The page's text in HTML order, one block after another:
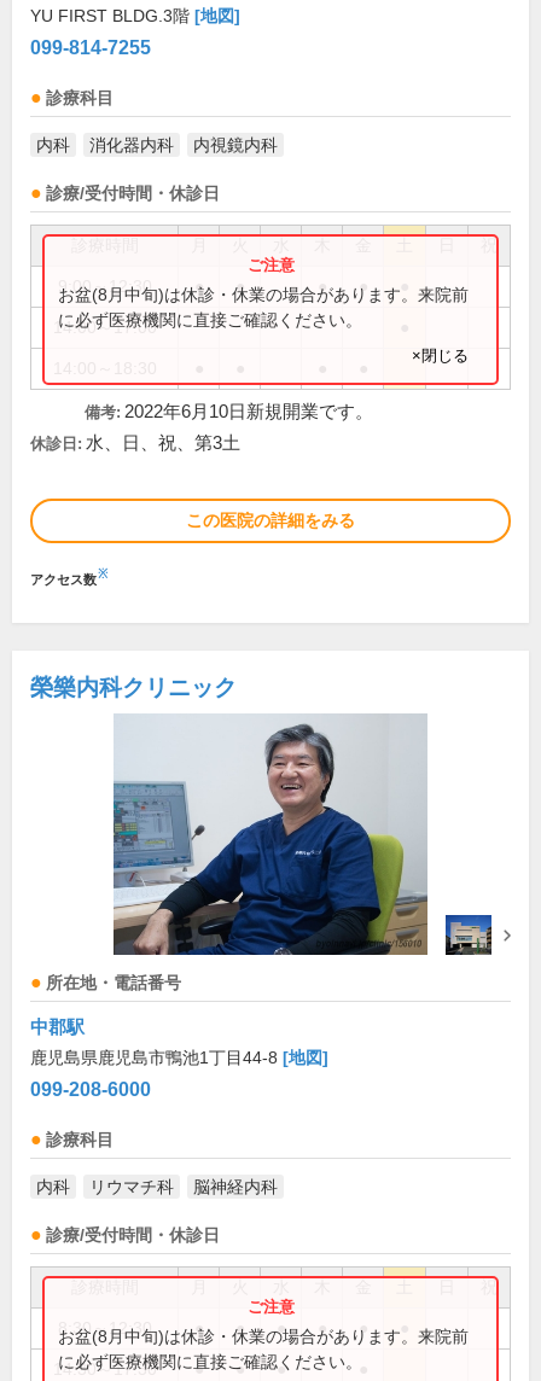
YU FIRST BLDG.3階 [地図]
099-814-7255
診療科目
内科 消化器内科 内視鏡内科
診療/受付時間・休診日
祝
9:00～12:30 ● ● ● ●
14:00～17:00
お盆(8月中旬)は休診・休業の場合があります。来院前
に必ず医療機関に直接ご確認ください。
×閉じる
備考: 2022年6月10日新規開業です。
休診日: 水、日、祝、第3土
この医院の詳細をみる
アクセス数※
榮樂内科クリニック
所在地・電話番号
中郡駅
鹿児島県鹿児島市鴨池1丁目44-8 [地図]
099-208-6000
診療科目
内科 リウマチ科 脳神経内科
診療/受付時間・休診日
祝
8:30～12:30 ● ● ● ● ●
14:30～17:30 ● ● ●
お盆(8月中旬)は休診・休業の場合があります。来院前
に必ず医療機関に直接ご確認ください。